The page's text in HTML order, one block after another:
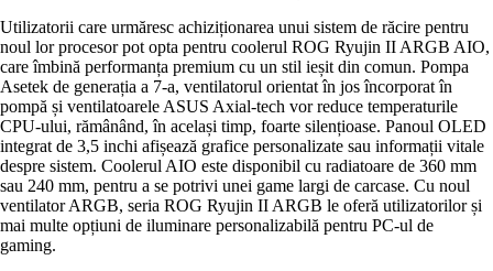
Utilizatorii care urmăresc achiziționarea unui sistem de răcire pentru
noul lor procesor pot opta pentru coolerul ROG Ryujin II ARGB AIO,
care îmbină performanța premium cu un stil ieșit din comun. Pompa
Asetek de generația a 7-a, ventilatorul orientat în jos încorporat în
pompă și ventilatoarele ASUS Axial-tech vor reduce temperaturile
CPU-ului, rămânând, în același timp, foarte silențioase. Panoul OLED
integrat de 3,5 inchi afișează grafice personalizate sau informații vitale
despre sistem. Coolerul AIO este disponibil cu radiatoare de 360 mm
sau 240 mm, pentru a se potrivi unei game largi de carcase. Cu noul
ventilator ARGB, seria ROG Ryujin II ARGB le oferă utilizatorilor și
mai multe opțiuni de iluminare personalizabilă pentru PC-ul de
gaming.